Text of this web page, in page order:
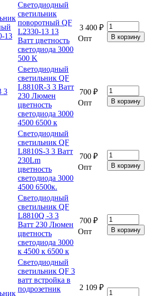
Светодиодный
светильник
поворотный QF
L2330-13 13
Ватт цветность
светодиода 3000
500 K
3 400 ₽
Опт
Светодиодный
светильник QF
L8810R-3 3 Ватт
230 Люмен
цветность
светодиода 3000
4500 6500 к
700 ₽
Опт
Светодиодный
светильник QF
L8810S-3 3 Ватт
230Lm
цветность
светодиода 3000
4500 6500к.
700 ₽
Опт
Светодиодный
светильник QF
L8810Q -3 3
Ватт 230 Люмен
цветность
светодиода 3000
к 4500 к 6500 к
700 ₽
Опт
Светодиодный
светильник QF 3
ватт встройка в
подрозетник
2 109 ₽